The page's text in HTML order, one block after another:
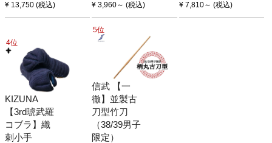
¥ 13,750 (税込) ¥ 3,960～ (税込) ¥ 7,810～ (税込)
4位
KIZUNA
【3rd琥武羅
コブラ】織
刺小手
5位
信武 【一
徹】並製古
刀型竹刀
（38/39男子
限定）